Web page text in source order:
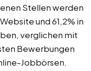
Stellen werden
und 61,2% in
verglichen mit
Bewerbungen
Jobbörsen.